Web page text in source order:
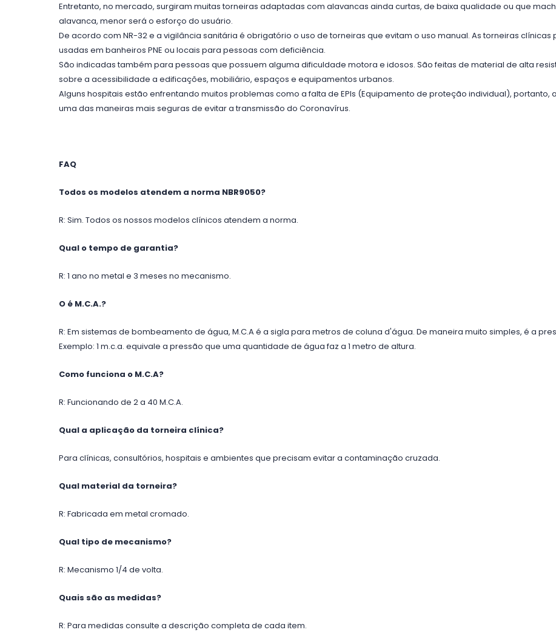
Entretanto, no mercado, surgiram muitas torneiras adaptadas com alavancas ainda curtas, de baixa qualidade ou que
alavanca, menor será o esforço do usuário.
De acordo com NR-32 e a vigilância sanitária é obrigatório o uso de torneiras que evitam o uso manual. As torneiras
usadas em banheiros PNE ou locais para pessoas com deficiência.
São indicadas também para pessoas que possuem alguma dificuldade motora e idosos. São feitas de material de alta
sobre a acessibilidade a edificações, mobiliário, espaços e equipamentos urbanos.
Alguns hospitais estão enfrentando muitos problemas como a falta de EPIs (Equipamento de proteção individual),
uma das maneiras mais seguras de evitar a transmissão do Coronavírus.
FAQ
Todos os modelos atendem a norma NBR9050?
R: Sim. Todos os nossos modelos clínicos atendem a norma.
Qual o tempo de garantia?
R: 1 ano no metal e 3 meses no mecanismo.
O é M.C.A.?
R: Em sistemas de bombeamento de água, M.C.A é a sigla para metros de coluna d'água. De maneira muito simples, é a
Exemplo: 1 m.c.a. equivale a pressão que uma quantidade de água faz a 1 metro de altura.
Como funciona o M.C.A?
R: Funcionando de 2 a 40 M.C.A.
Qual a aplicação da torneira clínica?
Para clínicas, consultórios, hospitais e ambientes que precisam evitar a contaminação cruzada.
Qual material da torneira?
R: Fabricada em metal cromado.
Qual tipo de mecanismo?
R: Mecanismo 1/4 de volta.
Quais são as medidas?
R: Para medidas consulte a descrição completa de cada item.